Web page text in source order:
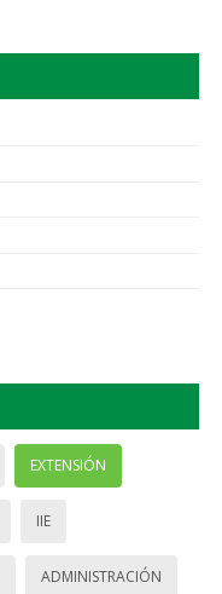
EXTENSIÓN
IIE
ADMINISTRACIÓN